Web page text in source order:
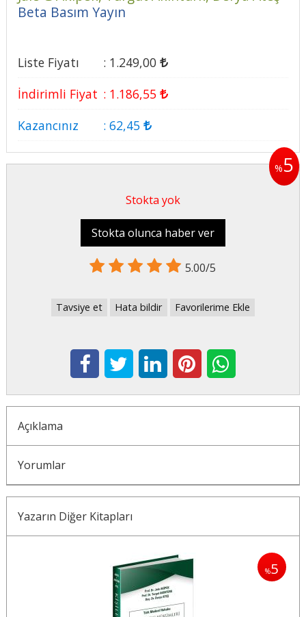
Beta Basım Yayın
Liste Fiyatı : 1.249,00
İndirimli Fiyat : 1.186,55
Kazancınız
: 62,45
%5
Stokta yok
Stokta olunca haber ver
5.00/5
Tavsiye et Hata bildir Favorilerime Ekle
Açıklama
Yorumlar
Yazarın Diğer Kitapları
%5